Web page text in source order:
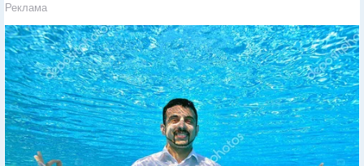
Реклама